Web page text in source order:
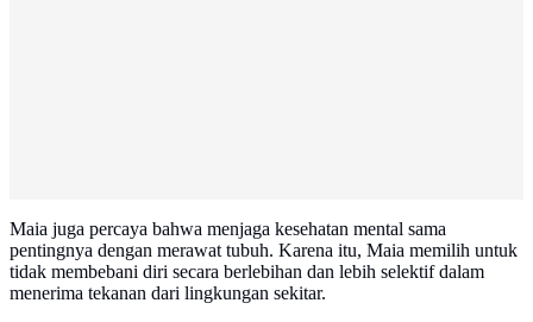
Maia juga percaya bahwa menjaga kesehatan mental sama
pentingnya dengan merawat tubuh. Karena itu, Maia memilih untuk
tidak membebani diri secara berlebihan dan lebih selektif dalam
menerima tekanan dari lingkungan sekitar.